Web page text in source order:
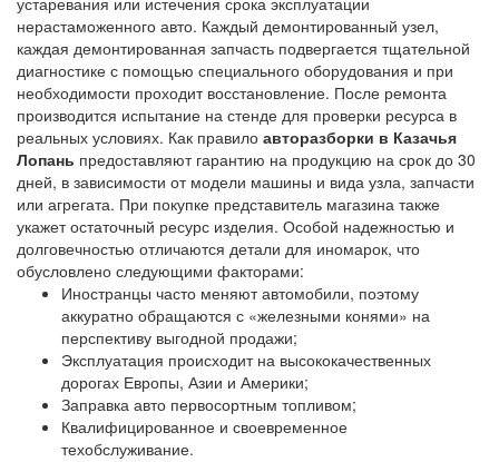
нерастаможенного авто. Каждый демонтированный узел,
каждая демонтированная запчасть подвергается тщательной
диагностике с помощью специального оборудования и при
необходимости проходит восстановление. После ремонта
производится испытание на стенде для проверки ресурса в
реальных условиях. Как правило авторазборки в Казачья
Лопань предоставляют гарантию на продукцию на срок до 30
дней, в зависимости от модели машины и вида узла, запчасти
или агрегата. При покупке представитель магазина также
укажет остаточный ресурс изделия. Особой надежностью и
долговечностью отличаются детали для иномарок, что
обусловлено следующими факторами:
Иностранцы часто меняют автомобили, поэтому
аккуратно обращаются с «железными конями» на
перспективу выгодной продажи;
Эксплуатация происходит на высококачественных
дорогах Европы, Азии и Америки;
Заправка авто первосортным топливом;
Квалифицированное и своевременное
техобслуживание.